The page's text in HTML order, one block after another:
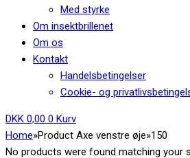
Med styrke
Om insektbrillenet
Om os
Kontakt
Handelsbetingelser
Cookie- og
DKK 0,00 0 Kurv
Home»Product Axe venstre øje»150
No products were found matching your